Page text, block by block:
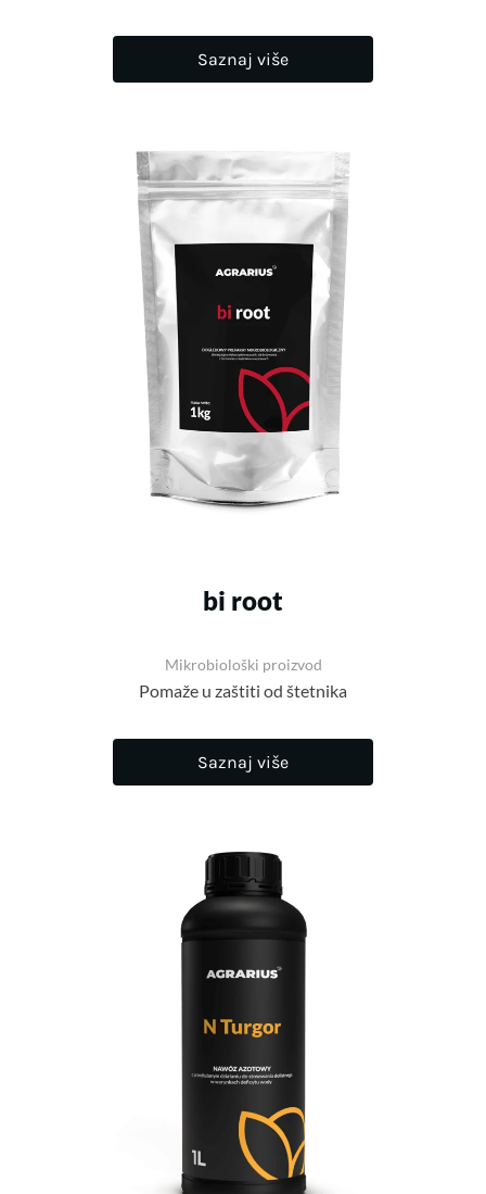
Saznaj više
bi root
Mikrobiološki proizvod
Pomaže u zaštiti od štetnika
Saznaj više